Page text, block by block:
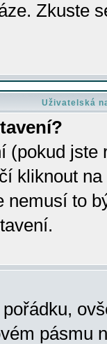
Zkuste
Uživatelská
(pokud
kliknout
nemusí to
pásmu